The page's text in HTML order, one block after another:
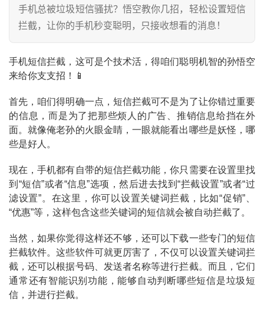
手机总被垃圾短信骚扰？悟空教你几招，轻松设置短信
拦截，让你的手机秒变聪明，只接收想看的消息！
手机短信拦截，这可是个技术活，得咱们聪明机智的孙悟空
来给你支支招！📱
首先，咱们得明确一点，短信拦截可不是为了让你错过重要
的信息，而是为了把那些烦人的广告、推销信息给挡在外
面。就像俺老孙的火眼金睛，一眼就能看出哪些是妖怪，哪
些是好人。
现在，手机都有自带的短信拦截功能，你只需要在设置里找
到“短信”或者“信息”选项，然后进去找到“拦截设置”或者“过
滤设置”。在这里，你可以设置关键词拦截，比如“促销”、
“优惠”等，这样包含这些关键词的短信就会被自动拦截了。
当然，如果你觉得这样还不够，还可以下载一些专门的短信
拦截软件。这些软件可就更厉害了，不仅可以设置关键词拦
截，还可以根据号码、发送者名称等进行拦截。而且，它们
通常还有智能识别功能，能够自动判断哪些短信是垃圾短
信，并进行拦截。